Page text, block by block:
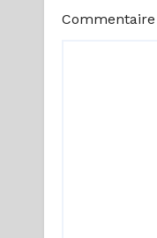
Commentaire